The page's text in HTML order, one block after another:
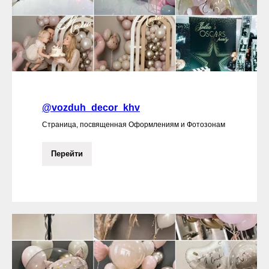
@vozduh_decor_khv
Страница, посвященная Оформлениям и Фотозонам
Перейти